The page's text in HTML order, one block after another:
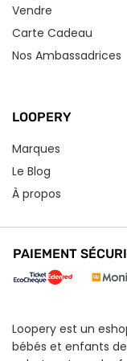
Vendre
Carte Cadeau
Nos Ambassadrices
LOOPERY
Marques
Le Blog
À propos
PAIEMENT
Loopery est un
bébés et enfants de